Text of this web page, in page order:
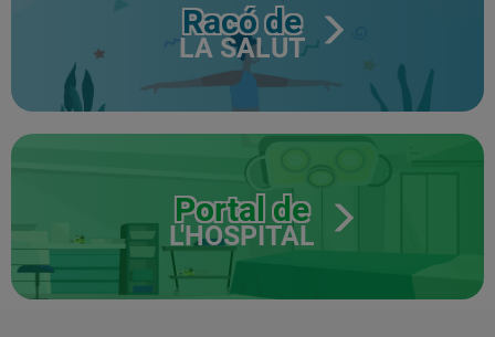
Racó de
LA SALUT
Portal de
L'HOSPITAL